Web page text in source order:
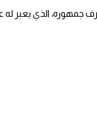
جمهوره، الذي